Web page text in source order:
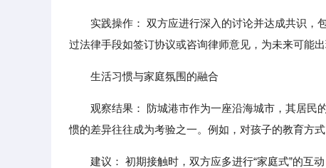
实践操作： 双方应进行深入的讨论并达成共识，
过法律手段如签订协议或咨询律师意见，为未来可能出
生活习惯与家庭氛围的融合
观察结果： 防城港市作为一座沿海城市，其居民
惯的差异往往成为考验之一。例如，对孩子的教育方
建议： 初期接触时，双方应多进行“家庭式”的互